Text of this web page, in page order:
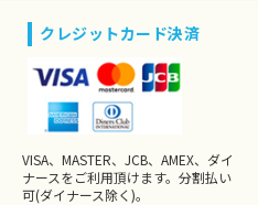
クレジットカード決済
VISA、MASTER、JCB、AMEX、ダイ
ナースをご利用頂けます。分割払い
可(ダイナース除く)。